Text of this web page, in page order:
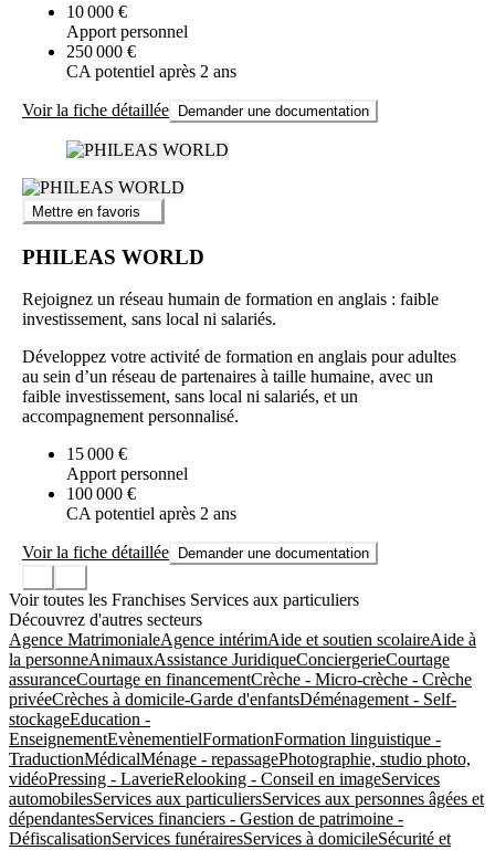
10 000 €
Apport personnel
250 000 €
CA potentiel après 2 ans
Voir la fiche détaillée Demander une documentation
Mettre en favoris
PHILEAS WORLD
Rejoignez un réseau humain de formation en anglais : faible
investissement, sans local ni salariés.
Développez votre activité de formation en anglais pour adultes
au sein d’un réseau de partenaires à taille humaine, avec un
faible investissement, sans local ni salariés, et un
accompagnement personnalisé.
15 000 €
Apport personnel
100 000 €
CA potentiel après 2 ans
Voir la fiche détaillée Demander une documentation
Voir toutes les Franchises Services aux particuliers
Découvrez d'autres secteurs
Agence MatrimonialeAgence intérimAide et soutien scolaireAide à
la personneAnimauxAssistance JuridiqueConciergerieCourtage
assuranceCourtage en financementCrèche - Micro-crèche - Crèche
privéeCrèches à domicile-Garde d'enfantsDéménagement - Self-
stockageEducation -
EnseignementEvènementielFormationFormation linguistique -
TraductionMédicalMénage - repassagePhotographie, studio photo,
vidéoPressing - LaverieRelooking - Conseil en imageServices
automobilesServices aux particuliersServices aux personnes âgées et
dépendantesServices financiers - Gestion de patrimoine -
DéfiscalisationServices funérairesServices à domicileSécurité et